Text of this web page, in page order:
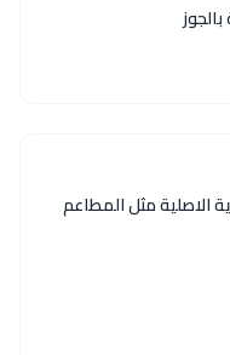
الاصلية مثل المطاعم